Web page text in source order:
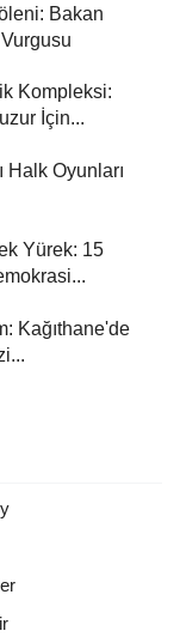
Bakan
Kompleksi:
İçin...
Halk Oyunları
Yürek: 15
Kağıthane'de